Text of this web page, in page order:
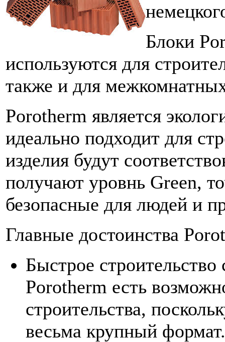
Блоки
используются для
также и для
Porotherm является
идеально подходит для
изделия будут
получают уровнь Green,
безопасные для людей и
Главные достоинства
Быстрое
Porotherm есть
строительства,
весьма крупный